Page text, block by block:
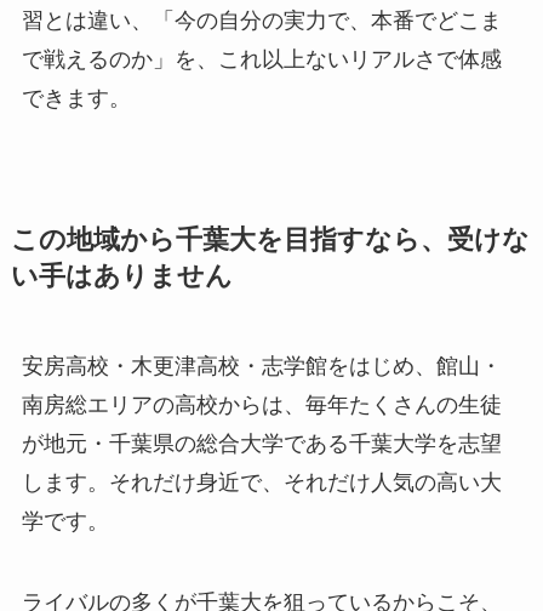
習とは違い、「今の自分の実力で、本番でどこま
で戦えるのか」を、これ以上ないリアルさで体感
できます。
この地域から千葉大を目指すなら、受けな
い手はありません
安房高校・木更津高校・志学館をはじめ、館山・
南房総エリアの高校からは、毎年たくさんの生徒
が地元・千葉県の総合大学である千葉大学を志望
します。それだけ身近で、それだけ人気の高い大
学です。
ライバルの多くが千葉大を狙っているからこそ、